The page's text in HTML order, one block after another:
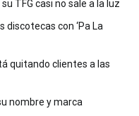
TFG casi no sale a la luz
discotecas con ‘Pa La
quitando clientes a las
nombre y marca